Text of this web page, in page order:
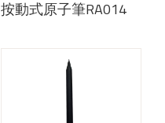
按動式原子筆RA014